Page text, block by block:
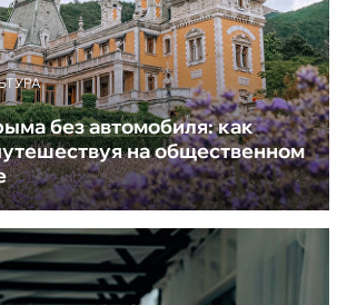
без автомобиля: как
на общественном